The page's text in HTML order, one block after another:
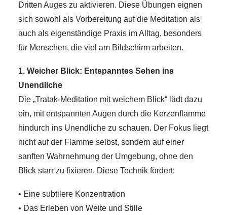
Dritten Auges zu aktivieren. Diese Übungen eignen
sich sowohl als Vorbereitung auf die Meditation als
auch als eigenständige Praxis im Alltag, besonders
für Menschen, die viel am Bildschirm arbeiten.
1. Weicher Blick: Entspanntes Sehen ins
Unendliche
Die „Tratak-Meditation mit weichem Blick“ lädt dazu
ein, mit entspannten Augen durch die Kerzenflamme
hindurch ins Unendliche zu schauen. Der Fokus liegt
nicht auf der Flamme selbst, sondern auf einer
sanften Wahrnehmung der Umgebung, ohne den
Blick starr zu fixieren. Diese Technik fördert:
• Eine subtilere Konzentration
• Das Erleben von Weite und Stille